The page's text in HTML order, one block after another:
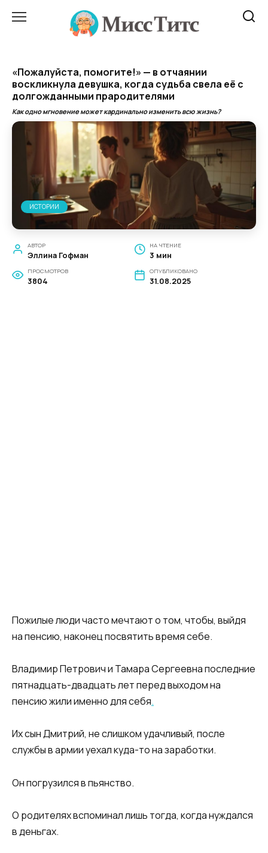
«Пожалуйста, помогите!» — в отчаянии
воскликнула девушка, когда судьба свела её с
долгожданными прародителями
Как одно мгновение может кардинально изменить всю жизнь?
ИСТОРИИ
АВТОР
Эллина Гофман
НА ЧТЕНИЕ
3 мин
ПРОСМОТРОВ
3804
ОПУБЛИКОВАНО
31.08.2025
Пожилые люди часто мечтают о том, чтобы, выйдя
на пенсию, наконец посвятить время себе.
Владимир Петрович и Тамара Сергеевна последние
пятнадцать-двадцать лет перед выходом на
пенсию жили именно для себя.
Их сын Дмитрий, не слишком удачливый, после
службы в армии уехал куда-то на заработки.
Он погрузился в пьянство.
О родителях вспоминал лишь тогда, когда нуждался
в деньгах.